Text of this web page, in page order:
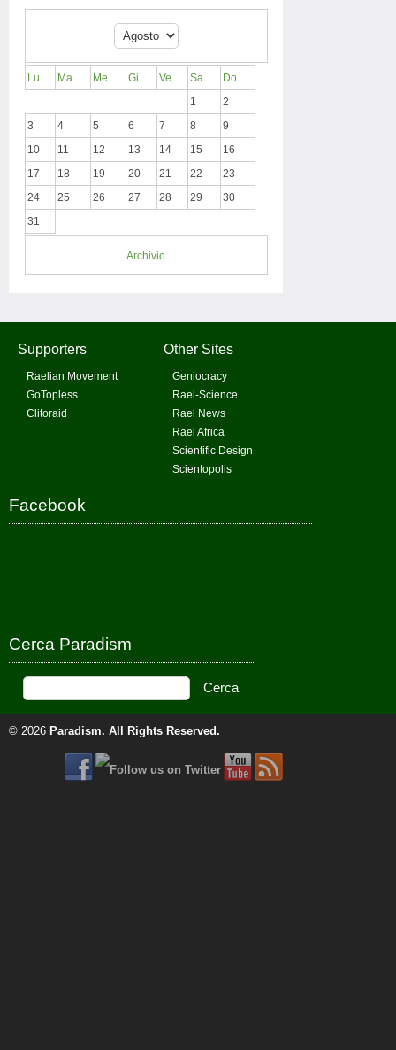
Lu Ma Me Gi Ve Sa
Do
1
2
3
4 5 6 7 8
9
10
11 12 13 14 15
16
17
18 19 20 21 22
23
24
25 26 27 28 29
30
31
Archivio
Supporters
Raelian Movement
GoTopless
Clitoraid
Other Sites
Geniocracy
Rael-Science
Rael News
Rael Africa
Scientific Design
Scientopolis
Facebook
Cerca Paradism
© 2026 Paradism. All Rights Reserved.